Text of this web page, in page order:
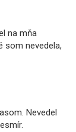
na mňa
som nevedela,
Nevedel